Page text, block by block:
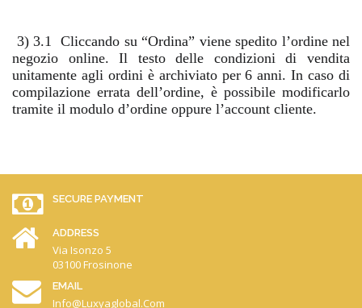
3) 3.1 Cliccando su “Ordina” viene spedito l’ordine nel
negozio online. Il testo delle condizioni di vendita
unitamente agli ordini è archiviato per 6 anni. In caso di
compilazione errata dell’ordine, è possibile modificarlo
tramite il modulo d’ordine oppure l’account cliente.
SECURE PAYMENT
ADDRESS
Via Isonzo 5
03100 Frosinone
EMAIL
Info@luxyaglobal.com